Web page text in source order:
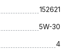
152621
5W-30
4